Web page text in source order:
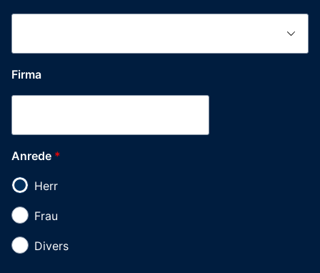
Firma
Anrede *
Herr
Frau
Divers